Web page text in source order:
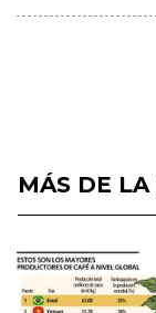
MÁS DE